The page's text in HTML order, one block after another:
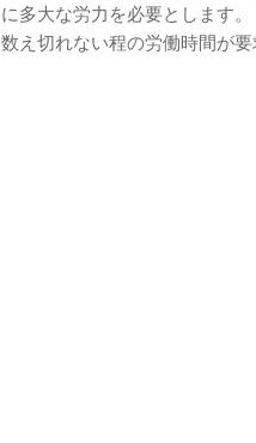
に多大な労力を必要とします
数え切れない程の労働時間が要